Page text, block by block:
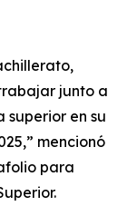
junto a
superior en su
mencionó
para